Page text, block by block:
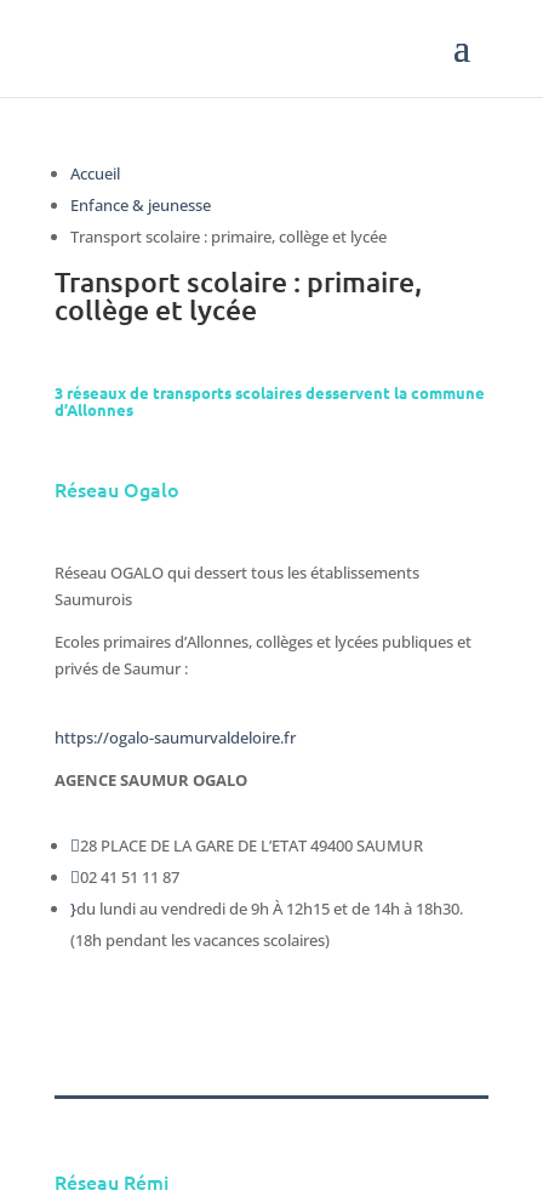
Accueil
Enfance & jeunesse
Transport scolaire : primaire, collège et lycée
Transport scolaire : primaire,
collège et lycée
3 réseaux de transports scolaires desservent la commune
d’Allonnes
Réseau Ogalo
Réseau OGALO qui dessert tous les établissements
Saumurois
Ecoles primaires d’Allonnes, collèges et lycées publiques et
privés de Saumur :
https://ogalo-saumurvaldeloire.fr
AGENCE SAUMUR OGALO
28 PLACE DE LA GARE DE L’ETAT 49400 SAUMUR
02 41 51 11 87
}du lundi au vendredi de 9h À 12h15 et de 14h à 18h30.
(18h pendant les vacances scolaires)
Réseau Rémi